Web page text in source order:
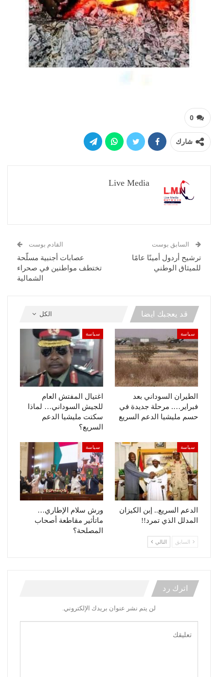
0
شارك
Live Media
السابق بوست
ترشيح أردول أمينًا عامًا
للميثاق الوطني
القادم بوست
عصابات أجنبية مسلّحة
تختطف مواطنين في صحراء
الشمالية
الكل قد يعجبك ايضا
سياسة
الطيران السوداني بعد
فبراير…. مرحلة جديدة في
حسم مليشيا الدعم السريع
سياسة
اغتيال المفتش العام
للجيش السوداني… لماذا
سكتت مليشيا الدعم
السريع؟
سياسة
الدعم السريع.. إبن الكيزان
المدلل الذي تمرد!!
سياسة
ورش سلام الإطاري…
ماتأثير مقاطعة أصحاب
المصلحة؟
السابق التالي
اترك رد
لن يتم نشر عنوان بريدك الإلكتروني.